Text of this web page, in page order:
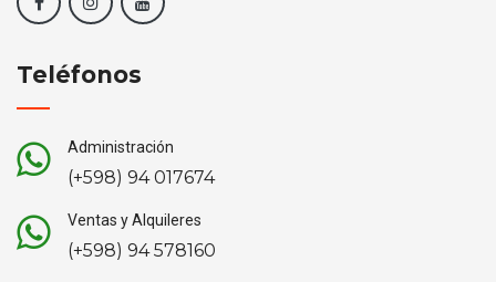
Teléfonos
Administración
(+598) 94 017674
Ventas y Alquileres
(+598) 94 578160